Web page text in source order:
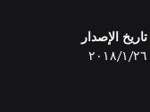
تاريخ الإصدار
٢٦‏/١‏/٢٠١٨